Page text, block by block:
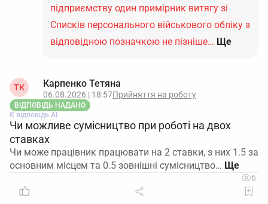
підприємству один примірник витягу зі
Списків персонального військового обліку з
відповідною позначкою не пізніше… Ще
ТК Карпенко Тетяна
06.08.2026 | 18:57Прийняття на роботу
ВІДПОВІДЬ НАДАНО
Є відповідь АІ
Чи можливе сумісництво при роботі на двох
ставках
Чи може працівник працювати на 2 ставки, з них 1.5 за
основним місцем та 0.5 зовнішні сумісництво…
6